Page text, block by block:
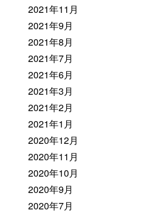
2021年11月
2021年9月
2021年8月
2021年7月
2021年6月
2021年3月
2021年2月
2021年1月
2020年12月
2020年11月
2020年10月
2020年9月
2020年7月